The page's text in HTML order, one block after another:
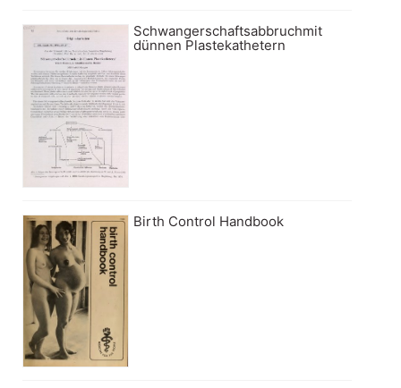
Schwangerschaftsabbruchmit
dünnen Plastekathetern
Birth Control Handbook